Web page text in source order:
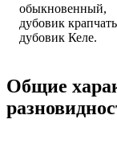
обыкновенный,
дубовик
дубовик Келе.
Общие